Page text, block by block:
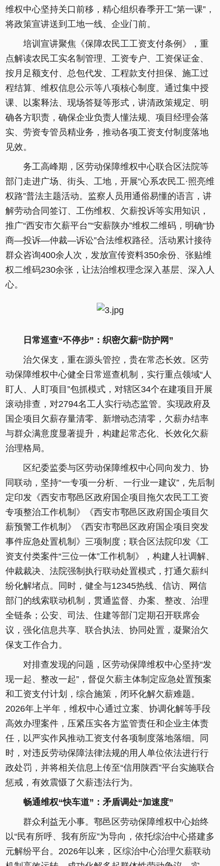
维权中心坚持关口前移，精心组织春季开工“第一课”，
将政策宣讲送到工地一线、企业门前。
培训宣讲聚焦《保障农民工工资支付条例》，重
点解读农民工实名制管理、工资专户、工资保证金、
按月足额支付、总包代发、工程款支付担保、施工过
程结算、维权信息公示等八项核心制度。通过集中授
课、以案释法、现场答疑等形式，讲清政策规定、明
确各方职责，确保企业负责人懂法规、项目经理会落
实、劳资专管员精业务，推动各项工资支付制度落地
见效。
务工高峰期，区劳动保障维权中心联合区法院等
部门走进广场、街头、工地，开展“心系农民工·照亮维
权路”普法主题活动。监察人员用通俗易懂的语言，讲
解劳动合同签订、工伤维权、欠薪投诉等实用知识，
推广“西安市欠薪平台”“安薪陕办”维权二维码，明确“协
商—投诉—仲裁—诉讼”合法维权路径。活动累计接待
群众咨询400余人次，发放宣传资料350余份、张贴维
权二维码230余张，让法治维权理念深入基层、深入人
心。
日常巡查“不停步”：织密欠薪“防护网”
治欠保支，重在源头管控，贵在常态长效。区劳
动保障维权中心健全日常巡查机制，实行重点领域“人
盯人、人盯项目”包抓模式，对辖区34个在建项目开展
滚动排查，对2794名工人实行动态监管。实现政府及
国企项目欠薪存量清零、新增动态清零，欠薪办结率
与群众满意度显著提升，构建起常态化、长效化欠薪
治理格局。
区纪委监委与区劳动保障维权中心同向发力、协
同联动，坚持“一专项一分析、一行业一建议”，先后制
定印发《西安市鄠邑区政府国企项目拖欠农民工工资
专项整治工作机制》《西安市鄠邑区政府国企项目欠
薪预警工作机制》《西安市鄠邑区政府国企项目突发
事件应急处置机制》三项制度；联合区法院印发《工
资支付类案件“三位一体”工作机制》，构建人社调解、
仲裁裁决、法院强制执行联动处置模式，打通欠薪纠
纷化解堵点。同时，健全与12345热线、信访、网信
部门的线索联动机制，贯通监督、办案、整改、治理
全链条；公安、司法、住建等部门定期召开联席会
议，强化信息共享、联合执法、协同处置，凝聚治欠
保支工作合力。
对排查发现的问题，区劳动保障维权中心坚持“发
现一起、整改一起”，督促欠薪主体制定应急处置预案
和工资支付计划，综合施策，闭环化解欠薪难题。
2026年上半年，维权中心通过立案、协调化解等手段
高效办理案件，压紧压实各方监管责任和企业主体责
任，以严实作风推动工资支付各项制度落地落细。同
时，对违反劳动保障法律法规的用人单位依法进行行
政处罚，并将相关信息上传至“信用陕西”平台实施联合
惩戒，有效震慑了欠薪违法行为。
畅通维权“快车道”：矛盾调处“加速度”
群众利益无小事。鄠邑区劳动保障维权中心始终
以“民有所呼、我有所应”为导向，依托综治中心搭建多
元解纷平台。2026年以来，区综治中心治理欠薪联动